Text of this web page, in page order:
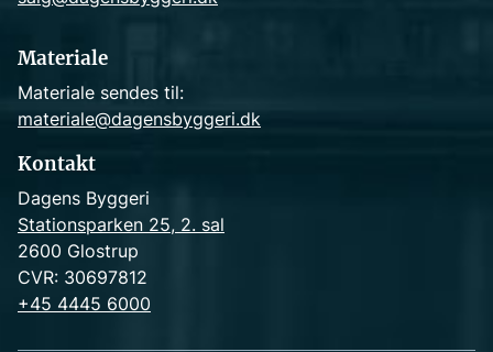
Materiale
Materiale sendes til:
materiale@dagensbyggeri.dk
Kontakt
Dagens Byggeri
Stationsparken 25, 2. sal
2600 Glostrup
CVR: 30697812
+45 4445 6000